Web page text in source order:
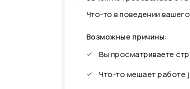
Что-то в поведении
Возможные причины:
Вы просматриваете
Что-то мешает работе